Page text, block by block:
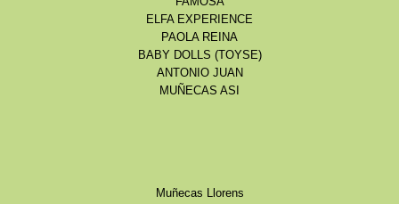
ELFA EXPERIENCE
PAOLA REINA
BABY DOLLS (TOYSE)
ANTONIO JUAN
MUÑECAS ASI
Muñecas Llorens